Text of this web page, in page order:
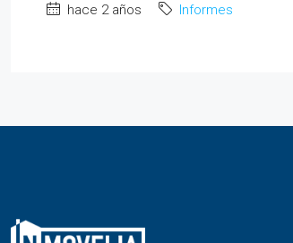
hace 2 años Informes